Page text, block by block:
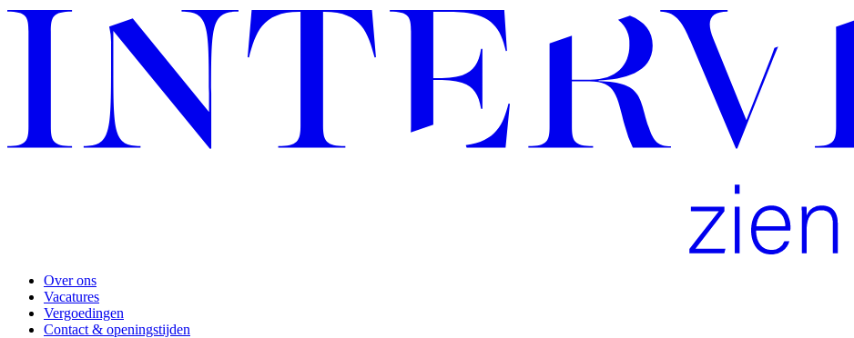
Over ons
Vacatures
Vergoedingen
Contact & openingstijden